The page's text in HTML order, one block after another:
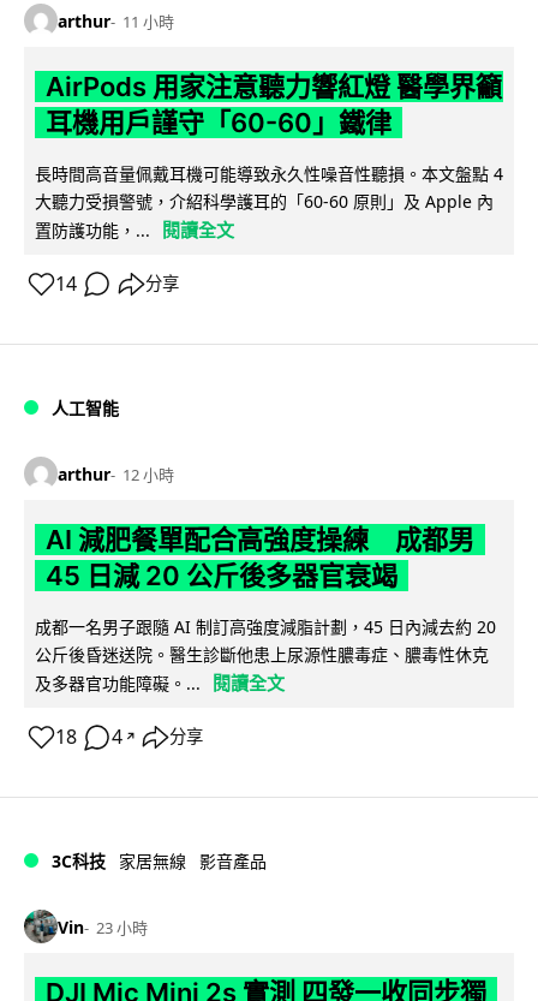
arthur 11 小時
AirPods 用家注意聽力響紅燈 醫學界籲
耳機用戶謹守「60-60」鐵律
長時間高音量佩戴耳機可能導致永久性噪音性聽損。本文盤點 4
大聽力受損警號，介紹科學護耳的「60-60 原則」及 Apple 內
置防護功能，...
閱讀全文
14 分享
人工智能
arthur 12 小時
AI 減肥餐單配合高強度操練 成都男
45 日減 20 公斤後多器官衰竭
成都一名男子跟隨 AI 制訂高強度減脂計劃，45 日內減去約 20
公斤後昏迷送院。醫生診斷他患上尿源性膿毒症、膿毒性休克
及多器官功能障礙。...
閱讀全文
18 4 ↗ 分享
3C科技 家居無線 影音產品
Vin 23 小時
DJI Mic Mini 2s 實測 四發一收同步獨